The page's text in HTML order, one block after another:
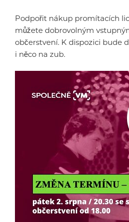
Podpořit nákup promítacích
můžete dobrovolným
občerstvení. K dispozici bude
i něco na zub.